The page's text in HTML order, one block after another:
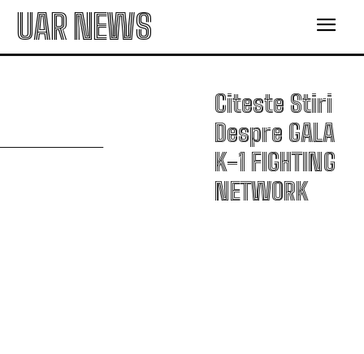
UAR NEWS
Citeste Stiri
Despre GALA
K-1 FIGHTING
NETWORK
G